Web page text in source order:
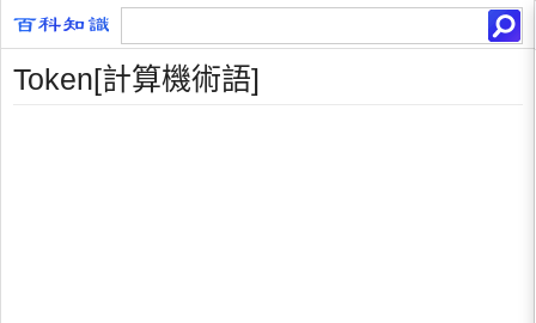
Token[計算機術語]